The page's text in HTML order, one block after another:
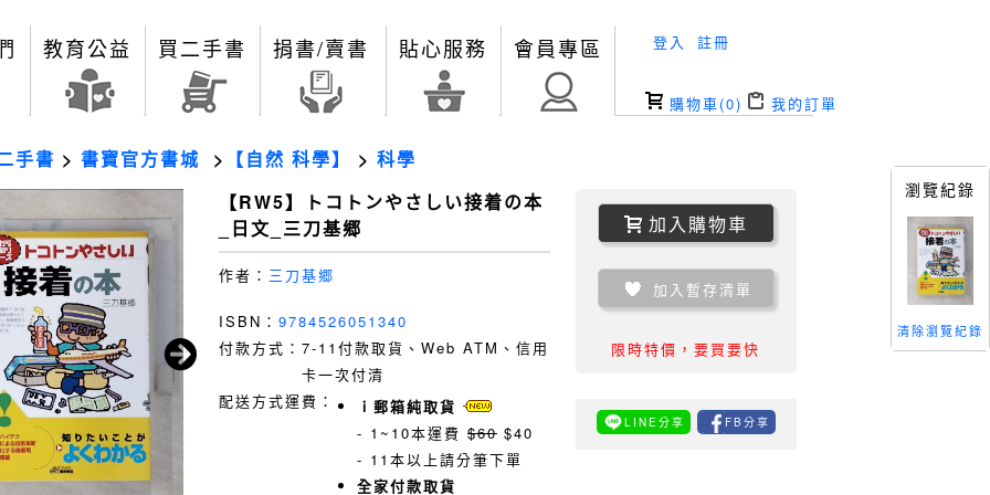
教育公益 買二手書 捐書/賣書 貼心服務 會員專區 登入 註冊
購物車(0) 我的訂單
手書 > 書寶官方書城 > 【自然 科學】 > 科學
【RW5】トコトンやさしい接着の本
_日文_三刀基郷
作者： 三刀基郷
ISBN： 9784526051340
付款方式： 7-11付款取貨、Web ATM、信用
卡一次付清
配送方式運費：
ｉ郵箱純取貨
- 1~10本運費 $60 $40
- 11本以上請分筆下單
全家付款取貨
加入購物車
加入暫存清單
限時特價，要買要快
LINE分享 FB分享
瀏覽紀錄
清除瀏覽紀錄